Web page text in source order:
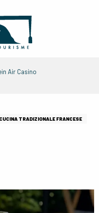
Air Casino
CUCINA TRADIZIONALE FRANCESE